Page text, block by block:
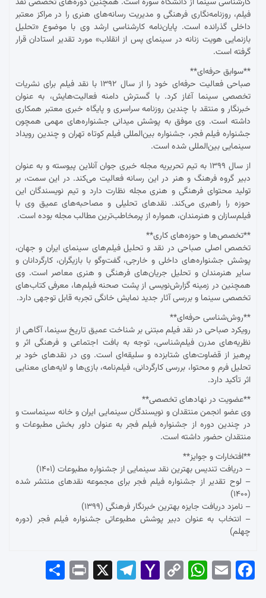
فیلم، روزنامه‌نگاری فرهنگی و مدیریت رسانه‌های هنری را در مراکز معتبر
داخلی گذرانده است. پایان‌نامه کارشناسی ارشد وی با موضوع «تحلیل
بازنمایی هویت زنانه در سینمای پس از انقلاب» مورد تقدیر استادان قرار
گرفته است.
**سوابق حرفه‌ای**
صباحی فعالیت حرفه‌ای خود را از سال ۱۳۹۲ با نقد فیلم برای نشریات
تخصصی سینما آغاز کرد. با گسترش دامنه فعالیت‌هایش، به عنوان
خبرنگار و منتقد با چندین روزنامه سراسری و پایگاه خبری معتبر همکاری
داشته است. وی موفق به پوشش میدانی جشنواره‌های مهمی همچون
جشنواره فیلم فجر، جشنواره بین‌المللی فیلم کوتاه تهران و چندین رویداد
سینمایی بین‌المللی شده است.
از سال ۱۳۹۹ به تیم تحریریه مجله خبری جوان آنلاین پیوسته و به عنوان
دبیر گروه فرهنگ و هنر در این رسانه فعالیت می‌کند. در این سمت، بر
تولید محتوای فرهنگی و هنری مجله نظارت دارد و تیم نویسندگان این
حوزه را راهبری می‌کند. نقدهای تحلیلی و مصاحبه‌های عمیق وی با
فیلم‌سازان و هنرمندان، همواره از پرمخاطب‌ترین مطالب مجله بوده است.
**تخصص‌ها و حوزه‌های کاری**
تخصص اصلی صباحی در نقد و تحلیل فیلم‌های سینمای ایران و جهان،
پوشش جشنواره‌های داخلی و خارجی، گفت‌وگو با بازیگران، کارگردانان و
سایر هنرمندان و تحلیل جریان‌های فرهنگی و هنری معاصر است. وی
همچنین در زمینه گزارش‌نویسی از پشت صحنه فیلم‌ها، معرفی کتاب‌های
تخصصی سینما و بررسی آثار جدید نمایش خانگی تجربه قابل توجهی دارد.
**روش‌شناسی حرفه‌ای**
رویکرد صباحی در نقد فیلم مبتنی بر شناخت عمیق تاریخ سینما، آگاهی از
نظریه‌های مدرن فیلم‌شناسی، توجه به بافت اجتماعی و فرهنگی اثر و
پرهیز از قضاوت‌های شتابزده و سلیقه‌ای است. وی در نقدهای خود بر
تحلیل فرم و محتوا، بررسی کارگردانی، فیلم‌نامه، بازی‌ها و لایه‌های معنایی
اثر تأکید دارد.
**عضویت در نهادهای تخصصی**
وی عضو انجمن منتقدان و نویسندگان سینمایی ایران و خانه سینماست و
در چندین دوره از جشنواره فیلم فجر به عنوان داور بخش مطبوعات و
منتقدان حضور داشته است.
**افتخارات و جوایز**
– دریافت تندیس بهترین نقد سینمایی از جشنواره مطبوعات (۱۴۰۱)
– لوح تقدیر از جشنواره فیلم فجر برای مجموعه نقدهای منتشر شده
(۱۴۰۰)
– نامزد دریافت جایزه بهترین خبرنگار فرهنگی (۱۳۹۹)
– انتخاب به عنوان دبیر پوشش مطبوعاتی جشنواره فیلم فجر (دوره
چهلم)
Fac
Em
Wh
Co
Yah
Tel
Pri